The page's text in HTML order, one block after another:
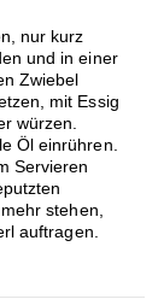
nur kurz
und in einer
Zwiebel
mit Essig
würzen.
Öl einrühren.
Servieren
stehen,
auftragen.